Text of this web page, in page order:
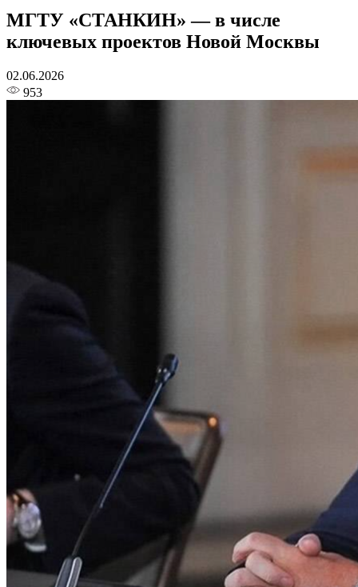
МГТУ «СТАНКИН» — в числе
ключевых проектов Новой Москвы
02.06.2026
953